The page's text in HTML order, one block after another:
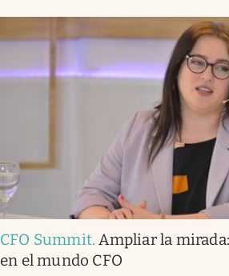
CFO Summit.Ampliar la
en el mundo CFO